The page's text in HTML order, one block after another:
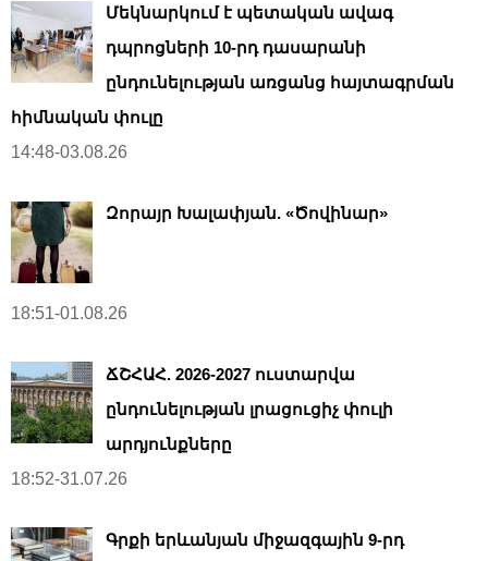
Մեկնարկում է պետական ավագ
դպրոցների 10-րդ դասարանի
ընդունելության առցանց հայտագրման
հիմնական փուլը
14:48-03.08.26
Զորայր Խալափյան. «Ծովինար»
18:51-01.08.26
ՃՇՀԱՀ. 2026-2027 ուստարվա
ընդունելության լրացուցիչ փուլի
արդյունքները
18:52-31.07.26
Գրքի երևանյան միջազգային 9-րդ